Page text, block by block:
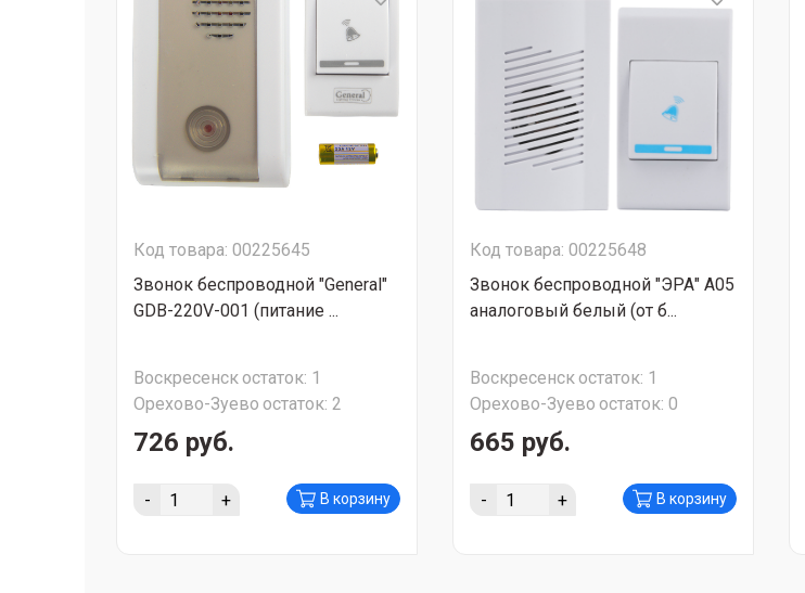
Код товара: 00225645
Звонок беспроводной "General"
GDB-220V-001 (питание ...
Воскресенскостаток: 1
Орехово-Зуево остаток: 2
726 руб.
- + В корзину
Код товара: 00225648
Звонок беспроводной "ЭРА" A05
аналоговый белый (от б...
Воскресенскостаток: 1
Орехово-Зуево остаток: 0
665 руб.
- + В корзину